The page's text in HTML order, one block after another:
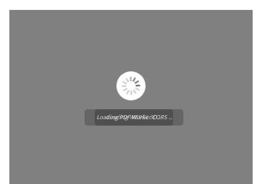
Loading WEBGL 3D ...
Loading PDF Worker CORS ...